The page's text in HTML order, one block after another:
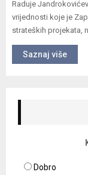
Raduje
vrijednosti koje je
strateških projekata,
Saznaj više
Dobro